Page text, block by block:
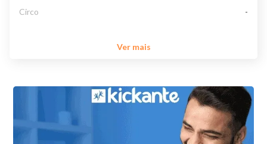
Circo -
Ver mais